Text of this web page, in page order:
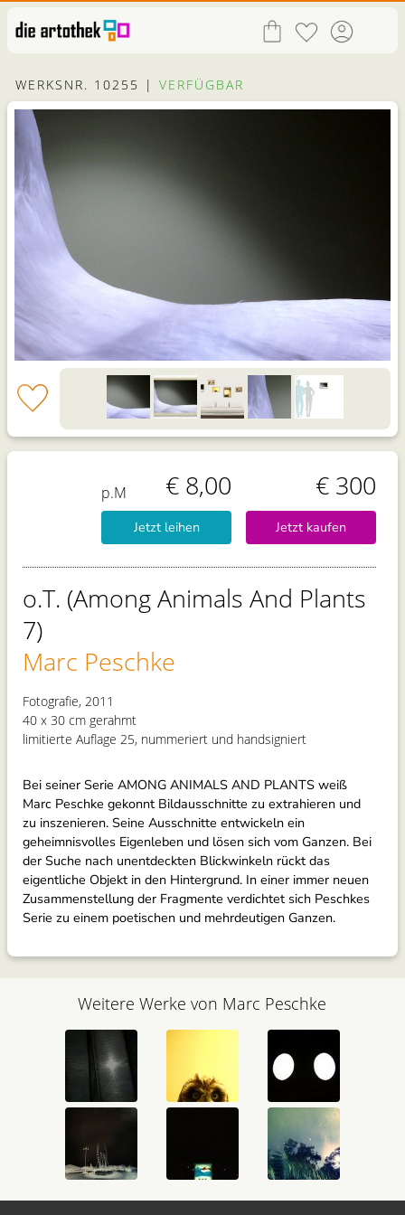
WERKSNR. 10255 | VERFÜGBAR
p.M € 8,00 € 300
Jetzt kaufen
Jetzt leihen
o.T. (Among Animals And Plants
7)
Marc Peschke
Fotografie, 2011
40 x 30 cm gerahmt
limitierte Auflage 25, nummeriert und handsigniert
Bei seiner Serie AMONG ANIMALS AND PLANTS weiß
Marc Peschke gekonnt Bildausschnitte zu extrahieren und
zu inszenieren. Seine Ausschnitte entwickeln ein
geheimnisvolles Eigenleben und lösen sich vom Ganzen. Bei
der Suche nach unentdeckten Blickwinkeln rückt das
eigentliche Objekt in den Hintergrund. In einer immer neuen
Zusammenstellung der Fragmente verdichtet sich Peschkes
Serie zu einem poetischen und mehrdeutigen Ganzen.
Weitere Werke von Marc Peschke